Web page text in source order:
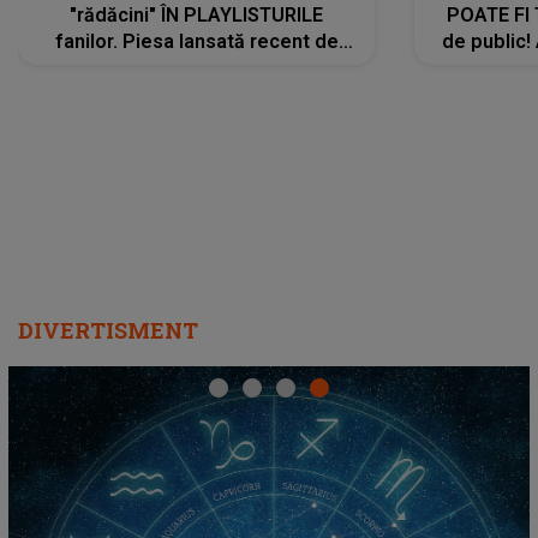
"rădăcini" ÎN PLAYLISTURILE
fanilor. Piesa lansată recent de
POATE FI
de public!
DIVERTISMENT